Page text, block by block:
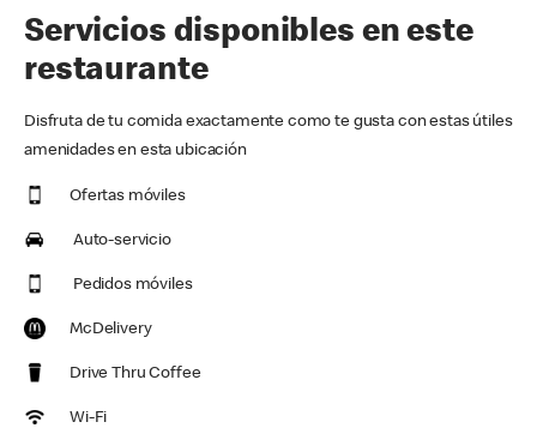
Servicios disponibles en este
restaurante
Disfruta de tu comida exactamente como te gusta con estas útiles
amenidades en esta ubicación
Ofertas móviles
Auto-servicio
Pedidos móviles
McDelivery
Drive Thru Coffee
Wi-Fi